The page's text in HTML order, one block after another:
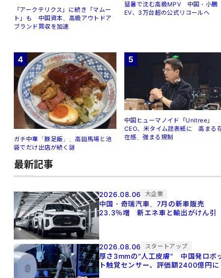
「アークテリクス」に続き「マムー
ト」も 中国資本、高級アウトドア
ブランド買収を加速
猛暑で沈む高級MPV 中国・小鵬
EV、3万台超の公式リコールへ
4
ガチ中華「豚足飯」、高田馬場と池
袋でだけ出店が続く謎
5
中国ヒューマノイド「Unitree」
CEO、米タイム誌表紙に 高まる
在感、強まる規制
最新記事
2026.08.06 大企業
中国・奇瑞汽車、7月の新車販売
23.3％増 新エネ車と輸出がけん引
2026.08.06 スタートアップ
厚さ3mmの"人工皮膚" 中国発ロボ
ト触覚センサー、評価額2400億円に